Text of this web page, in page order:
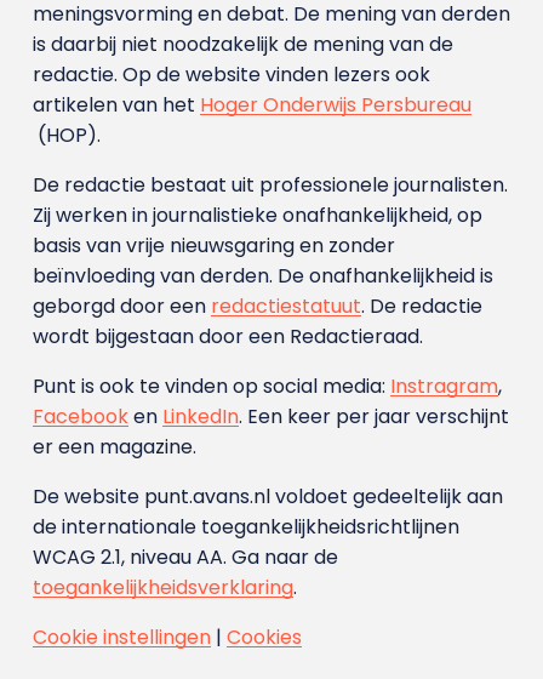
meningsvorming en debat. De mening van derden
is daarbij niet noodzakelijk de mening van de
redactie. Op de website vinden lezers ook
artikelen van het Hoger Onderwijs Persbureau
(HOP).
De redactie bestaat uit professionele journalisten.
Zij werken in journalistieke onafhankelijkheid, op
basis van vrije nieuwsgaring en zonder
beïnvloeding van derden. De onafhankelijkheid is
geborgd door een redactiestatuut. De redactie
wordt bijgestaan door een Redactieraad.
Punt is ook te vinden op social media: Instragram,
Facebooken LinkedIn. Een keer per jaar verschijnt
er een magazine.
De website punt.avans.nl voldoet gedeeltelijk aan
de internationale toegankelijkheidsrichtlijnen
WCAG 2.1, niveau AA. Ga naar de
toegankelijkheidsverklaring.
Cookie instellingen| Cookies